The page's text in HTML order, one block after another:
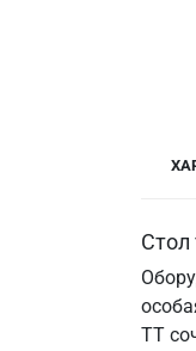
Стол
ТТ